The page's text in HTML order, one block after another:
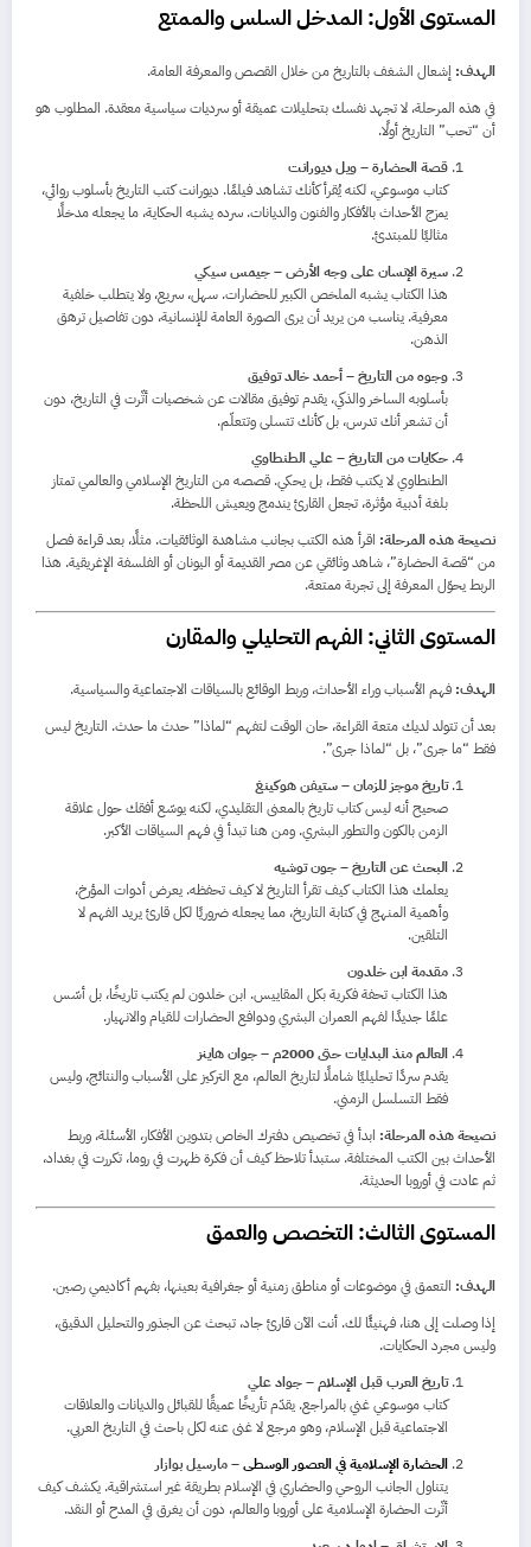
المستوى الأول: المدخل السلس والممتع
الهدف: إشعال الشغف بالتاريخ من خلال القصص والمعرفة العامة.
في هذه المرحلة، لا تجهد نفسك بتحليلات عميقة أو سرديات سياسية معقدة. المطلوب هو
أن “تحب” التاريخ أولًا.
قصة الحضارة – ويل ديورانت
كتاب موسوعي، لكنه يُقرأ كأنك تشاهد فيلمًا. ديورانت كتب التاريخ بأسلوب روائي،
يمزج الأحداث بالأفكار والفنون والديانات. سرده يشبه الحكاية، ما يجعله مدخلًا
مثاليًا للمبتدئ.
سيرة الإنسان على وجه الأرض – جيمس سيكي
هذا الكتاب يشبه الملخص الكبير للحضارات. سهل، سريع، ولا يتطلب خلفية
معرفية. يناسب من يريد أن يرى الصورة العامة للإنسانية، دون تفاصيل ترهق
الذهن.
وجوه من التاريخ – أحمد خالد توفيق
بأسلوبه الساخر والذكي، يقدم توفيق مقالات عن شخصيات أثّرت في التاريخ، دون
أن تشعر أنك تدرس، بل كأنك تتسلى وتتعلّم.
حكايات من التاريخ – علي الطنطاوي
الطنطاوي لا يكتب فقط، بل يحكي. قصصه من التاريخ الإسلامي والعالمي تمتاز
بلغة أدبية مؤثرة، تجعل القارئ يندمج ويعيش اللحظة.
نصيحة هذه المرحلة: اقرأ هذه الكتب بجانب مشاهدة الوثائقيات. مثلًا، بعد قراءة فصل
من “قصة الحضارة”، شاهد وثائقي عن مصر القديمة أو اليونان أو الفلسفة الإغريقية. هذا
الربط يحوّل المعرفة إلى تجربة ممتعة.
المستوى الثاني: الفهم التحليلي والمقارن
الهدف: فهم الأسباب وراء الأحداث، وربط الوقائع بالسياقات الاجتماعية والسياسية.
بعد أن تتولد لديك متعة القراءة، حان الوقت لتفهم “لماذا” حدث ما حدث. التاريخ ليس
فقط “ما جرى”، بل “لماذا جرى”.
تاريخ موجز للزمان – ستيفن هوكينغ
صحيح أنه ليس كتاب تاريخ بالمعنى التقليدي، لكنه يوسّع أفقك حول علاقة
الزمن بالكون والتطور البشري. ومن هنا تبدأ في فهم السياقات الأكبر.
البحث عن التاريخ – جون توشيه
يعلمك هذا الكتاب كيف تقرأ التاريخ لا كيف تحفظه. يعرض أدوات المؤرخ،
وأهمية المنهج في كتابة التاريخ، مما يجعله ضروريًا لكل قارئ يريد الفهم لا
التلقين.
مقدمة ابن خلدون
هذا الكتاب تحفة فكرية بكل المقاييس. ابن خلدون لم يكتب تاريخًا، بل أسّس
علمًا جديدًا لفهم العمران البشري ودوافع الحضارات للقيام والانهيار.
العالم منذ البدايات حتى 2000م – جوان هاينز
يقدم سردًا تحليليًا شاملًا لتاريخ العالم، مع التركيز على الأسباب والنتائج، وليس
فقط التسلسل الزمني.
نصيحة هذه المرحلة: ابدأ في تخصيص دفترك الخاص بتدوين الأفكار، الأسئلة، وربط
الأحداث بين الكتب المختلفة. ستبدأ تلاحظ كيف أن فكرة ظهرت في روما، تكررت في بغداد،
ثم عادت في أوروبا الحديثة.
المستوى الثالث:التخصص والعمق
الهدف: التعمق في موضوعات أو مناطق زمنية أو جغرافية بعينها، بفهم أكاديمي رصين.
إذا وصلت إلى هنا، فهنيئًا لك. أنت الآن قارئ جاد، تبحث عن الجذور والتحليل الدقيق،
وليس مجرد الحكايات.
تاريخ العرب قبل الإسلام – جواد علي
كتاب موسوعي غني بالمراجع. يقدّم تأريخًا عميقًا للقبائل والديانات والعلاقات
الاجتماعية قبل الإسلام، وهو مرجع لا غنى عنه لكل باحث في التاريخ العربي.
الحضارة الإسلامية في العصور الوسطى– مارسيل بوازار
يتناول الجانب الروحي والحضاري في الإسلام بطريقة غير استشراقية. يكشف كيف
أثّرت الحضارة الإسلامية على أوروبا والعالم، دون أن يغرق في المدح أو النقد.